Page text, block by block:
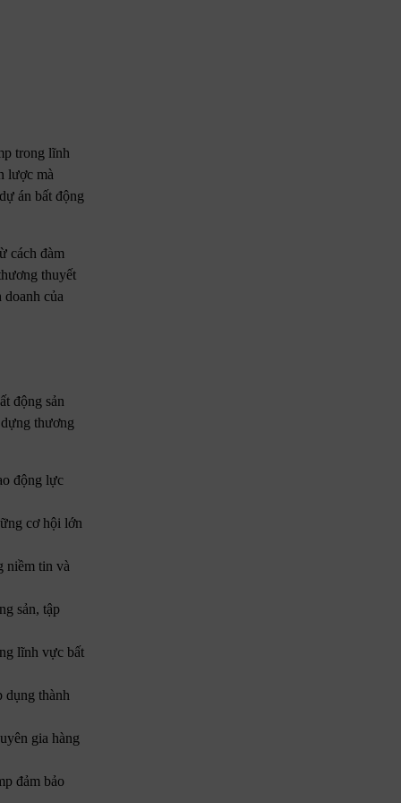
trong lĩnh
lược mà
án bất động
cách đàm
thuyết
của
động sản
thương
động lực
cơ hội lớn
niềm tin và
sản, tập
lĩnh vực bất
dụng thành
gia hàng
đảm bảo